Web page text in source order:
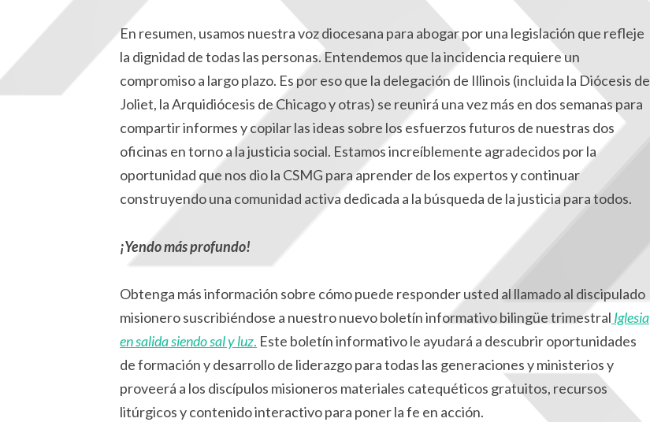
En resumen, usamos nuestra voz diocesana para abogar por una legislación que refleje
la dignidad de todas las personas. Entendemos que la incidencia requiere un
compromiso a largo plazo. Es por eso que la delegación de Illinois (incluida la Diócesis de
Joliet, la Arquidiócesis de Chicago y otras) se reunirá una vez más en dos semanas para
compartir informes y copilar las ideas sobre los esfuerzos futuros de nuestras dos
oficinas en torno a la justicia social. Estamos increíblemente agradecidos por la
oportunidad que nos dio la CSMG para aprender de los expertos y continuar
construyendo una comunidad activa dedicada a la búsqueda de la justicia para todos.
¡Yendo más profundo!
Obtenga más información sobre cómo puede responder usted al llamado al discipulado
misionero suscribiéndose a nuestro nuevo boletín informativo bilingüe trimestral Iglesia
en salida siendo sal y luz. Este boletín informativo le ayudará a descubrir oportunidades
de formación y desarrollo de liderazgo para todas las generaciones y ministerios y
proveerá a los discípulos misioneros materiales catequéticos gratuitos, recursos
litúrgicos y contenido interactivo para poner la fe en acción.